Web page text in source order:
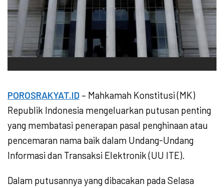
POROSRAKYAT.ID – Mahkamah Konstitusi (MK)
Republik Indonesia mengeluarkan putusan penting
yang membatasi penerapan pasal penghinaan atau
pencemaran nama baik dalam Undang-Undang
Informasi dan Transaksi Elektronik (UU ITE).
Dalam putusannya yang dibacakan pada Selasa